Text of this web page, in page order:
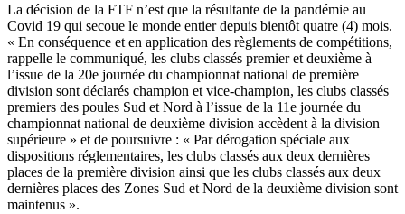
La décision de la FTF n’est que la résultante de la pandémie au
Covid 19 qui secoue le monde entier depuis bientôt quatre (4) mois.
« En conséquence et en application des règlements de compétitions,
rappelle le communiqué, les clubs classés premier et deuxième à
l’issue de la 20e journée du championnat national de première
division sont déclarés champion et vice-champion, les clubs classés
premiers des poules Sud et Nord à l’issue de la 11e journée du
championnat national de deuxième division accèdent à la division
supérieure » et de poursuivre : « Par dérogation spéciale aux
dispositions réglementaires, les clubs classés aux deux dernières
places de la première division ainsi que les clubs classés aux deux
dernières places des Zones Sud et Nord de la deuxième division sont
maintenus ».